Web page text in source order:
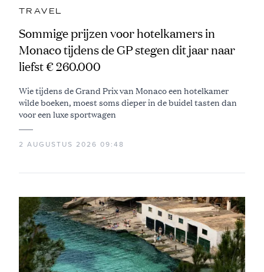
TRAVEL
Sommige prijzen voor hotelkamers in
Monaco tijdens de GP stegen dit jaar naar
liefst € 260.000
Wie tijdens de Grand Prix van Monaco een hotelkamer
wilde boeken, moest soms dieper in de buidel tasten dan
voor een luxe sportwagen
2 AUGUSTUS 2026 09:48